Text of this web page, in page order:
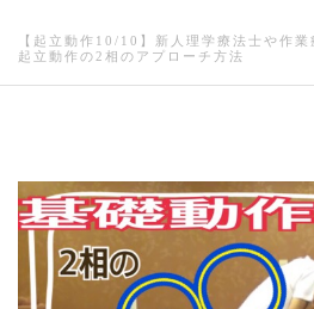
【起立動作10/10】新人理学療法士や作業
起立動作の2相のアプローチ方法